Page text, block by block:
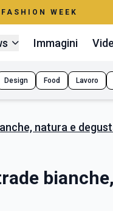
WEEK
Immagini
Design Food Lavoro
natura e
bianche,